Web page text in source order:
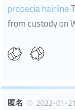
propecia hairline
from custody on
匿名 2022-01-